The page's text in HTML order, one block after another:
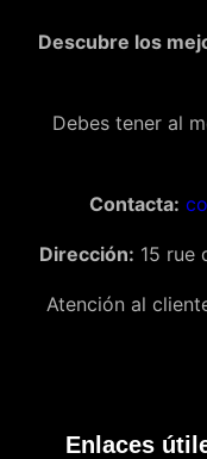
Descubre los
Debes tener al
Contacta:
Dirección: 15 rue
Atención al
Enlaces